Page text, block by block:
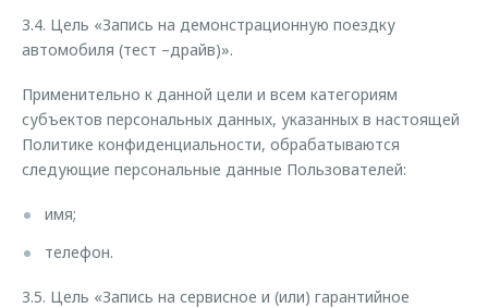
3.4. Цель «Запись на демонстрационную поездку
автомобиля (тест –драйв)».
Применительно к данной цели и всем категориям
субъектов персональных данных, указанных в настоящей
Политике конфиденциальности, обрабатываются
следующие персональные данные Пользователей:
имя;
телефон.
3.5. Цель «Запись на сервисное и (или) гарантийное